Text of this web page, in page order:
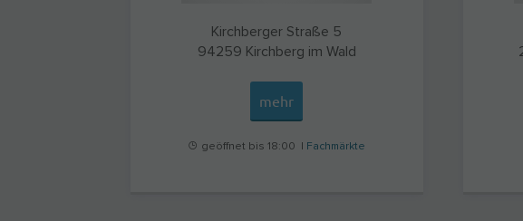
Kirchberger Straße 5
94259 Kirchberg im Wald
mehr
geöffnet bis 18:00 | Fachmärkte